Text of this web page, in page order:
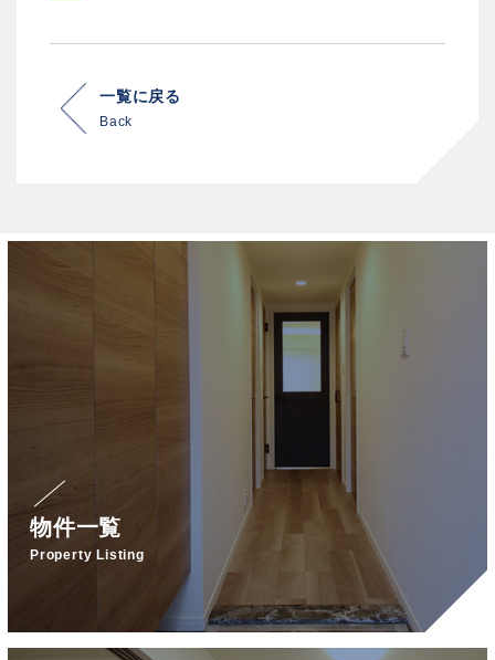
一覧に戻る
Back
物件一覧
Property Listing